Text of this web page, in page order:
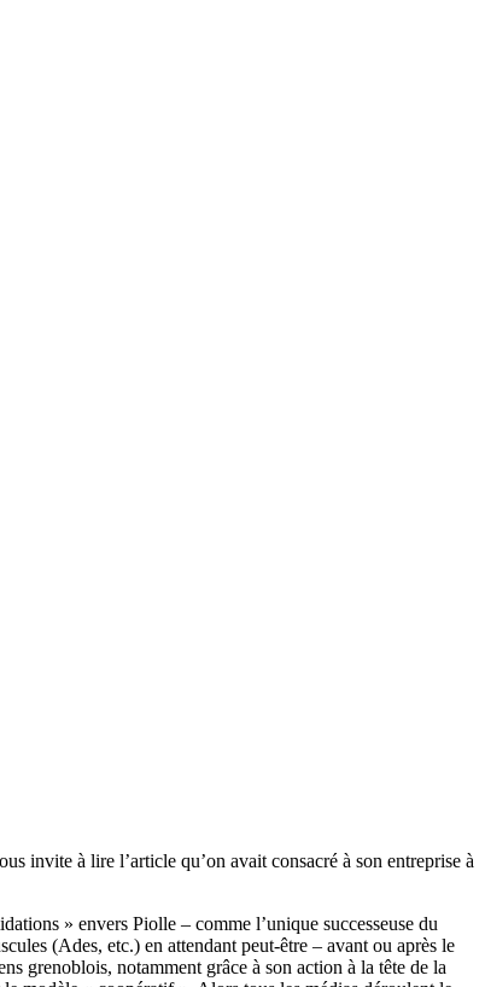
invite à lire l’article qu’on avait consacré à son entreprise à
» envers Piolle – comme l’unique successeuse du
(Ades, etc.) en attendant peut-être – avant ou après le
grenoblois, notamment grâce à son action à la tête de la